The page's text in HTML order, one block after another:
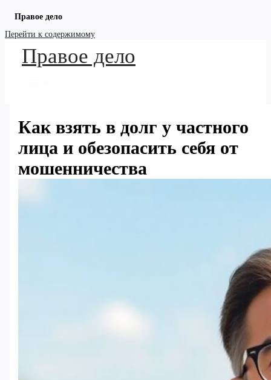
Правое дело
Перейти к содержимому
Правое дело
Как взять в долг у частного
лица и обезопасить себя от
мошенничества